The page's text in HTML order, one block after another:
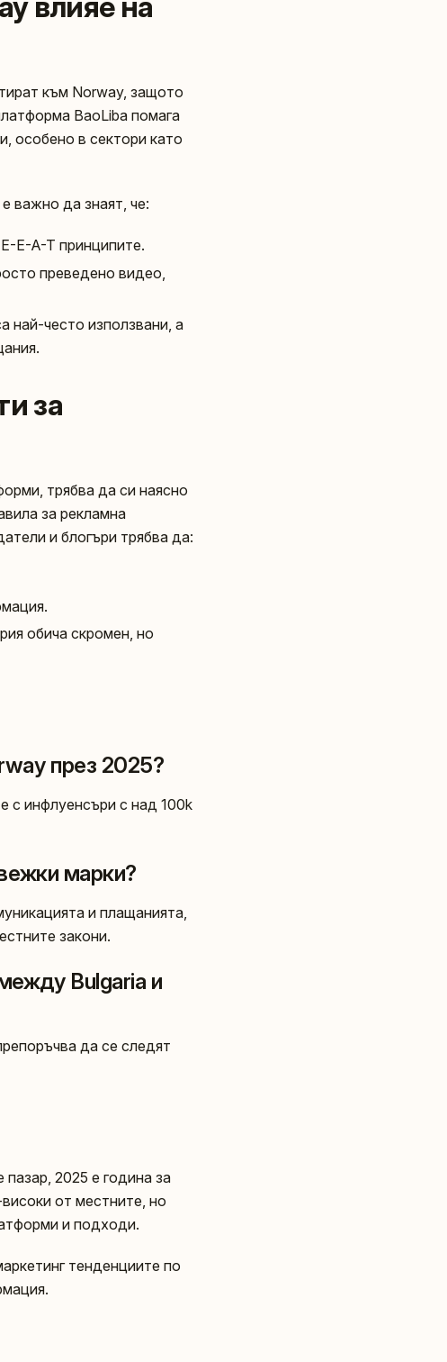
към Norway, защото
BaoLiba помага
особено в сектори като
важно да знаят, че:
E-A-T принципите.
преведено видео,
най-често използвани, а
за
трябва да си наясно
за рекламна
и блогъри трябва да:
обича скромен, но
през 2025?
с инфлуенсъри с над 100k
марки?
и плащанията,
закони.
Bulgaria и
да се следят
2025 е година за
от местните, но
и подходи.
тенденциите по